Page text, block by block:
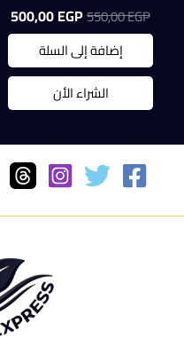
550,00EGP السعر
الأصلي
هو:
550,00 EGP.
500,00EGP
إضافة إلى السلة
الشراء الأن